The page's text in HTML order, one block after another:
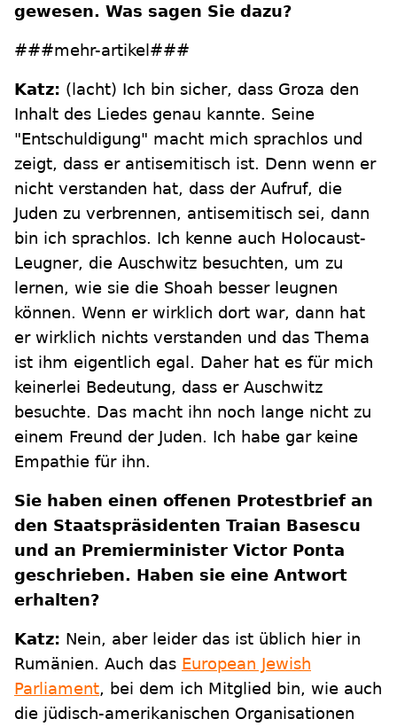
gewesen. Was sagen Sie dazu?
###mehr-artikel###
Katz: (lacht) Ich bin sicher, dass Groza den
Inhalt des Liedes genau kannte. Seine
"Entschuldigung" macht mich sprachlos und
zeigt, dass er antisemitisch ist. Denn wenn er
nicht verstanden hat, dass der Aufruf, die
Juden zu verbrennen, antisemitisch sei, dann
bin ich sprachlos. Ich kenne auch Holocaust-
Leugner, die Auschwitz besuchten, um zu
lernen, wie sie die Shoah besser leugnen
können. Wenn er wirklich dort war, dann hat
er wirklich nichts verstanden und das Thema
ist ihm eigentlich egal. Daher hat es für mich
keinerlei Bedeutung, dass er Auschwitz
besuchte. Das macht ihn noch lange nicht zu
einem Freund der Juden. Ich habe gar keine
Empathie für ihn.
Sie haben einen offenen Protestbrief an
den Staatspräsidenten Traian Basescu
und an Premierminister Victor Ponta
geschrieben. Haben sie eine Antwort
erhalten?
Katz: Nein, aber leider das ist üblich hier in
Rumänien. Auch das European Jewish
Parliament, bei dem ich Mitglied bin, wie auch
die jüdisch-amerikanischen Organisationen